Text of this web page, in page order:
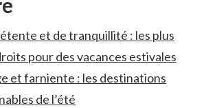
et de tranquillité : ⁢les plus
​pour des vacances estivales
et farniente : les destinations
de l’été